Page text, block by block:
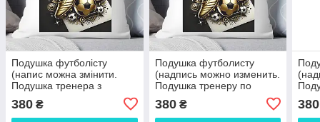
Подушка футболісту
(напис можна змінити.
Подушка тренера з
футболки. подушка синові
футболіста
380 ₴
Подушка футболисту
(надпись можно изменить.
Подушка тренеру по
футболку. подушка сыну
футболисту
380₴ 380